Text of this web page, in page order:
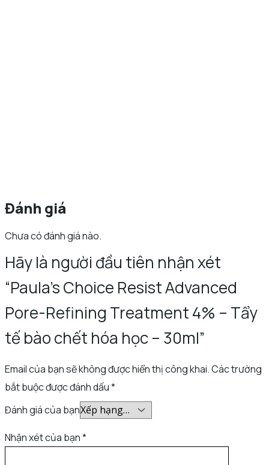
Đánh giá
Chưa có đánh giá nào.
Hãy là người đầu tiên nhận xét
“Paula’s Choice Resist Advanced
Pore-Refining Treatment 4% – Tẩy
tế bào chết hóa học – 30ml”
Email của bạn sẽ không được hiển thị công khai.Các trường
bắt buộc được đánh dấu*
Đánh giá của bạn
Nhận xét của bạn*